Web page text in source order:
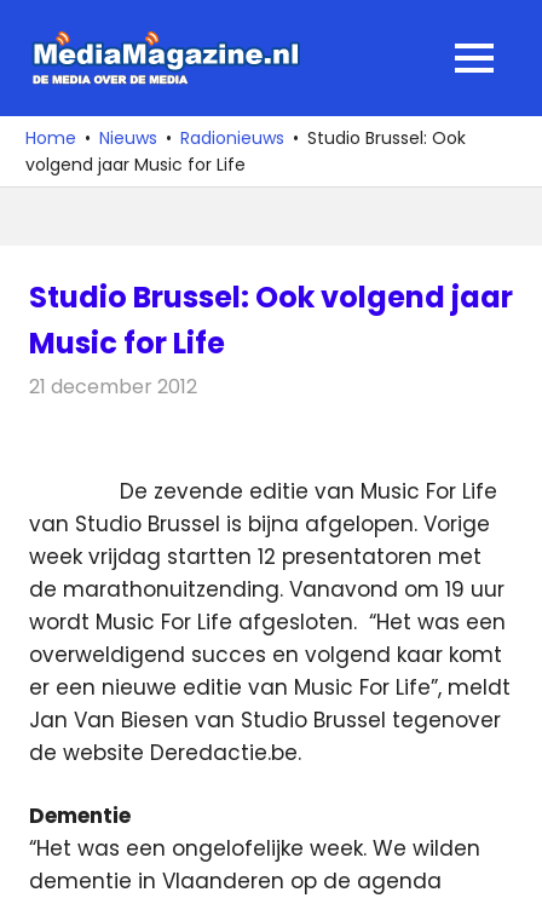
naar
media
over
de
MENU
Home Nieuws Radionieuws
Studio Brussel: Ook
volgend jaar Music for Life
Studio Brussel: Ook volgend jaar
Music for Life
21 december 2012
De zevende editie van Music For Life
van Studio Brussel is bijna afgelopen. Vorige
week vrijdag startten 12 presentatoren met
de marathonuitzending. Vanavond om 19 uur
wordt Music For Life afgesloten. “Het was een
overweldigend succes en volgend kaar komt
er een nieuwe editie van Music For Life”, meldt
Jan Van Biesen van Studio Brussel tegenover
de website Deredactie.be.
Dementie
“Het was een ongelofelijke week. We wilden
dementie in Vlaanderen op de agenda